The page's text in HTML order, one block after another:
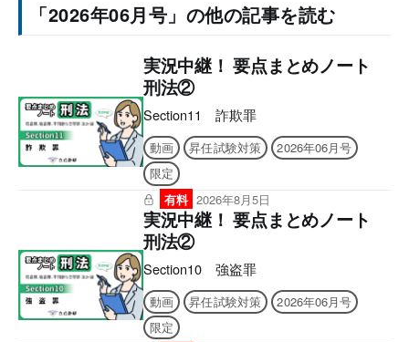
「2026年06月号」の他の記事を読む
実況中継！ 要点まとめノート
刑法②
Section11 詐欺罪
動画 昇任試験対策
2026年06月号
限定
有料 2026年8月5日
実況中継！ 要点まとめノート
刑法②
Section10 強盗罪
動画 昇任試験対策
2026年06月号
限定